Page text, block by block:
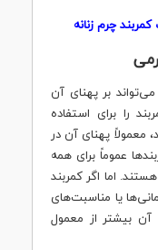
چرم زنانه
بر پهنای آن
را برای استفاده
معمولاً پهنای آن در
عموماً برای همه
اما اگر کمربند
یا مناسبت‌های
بیشتر از معمول